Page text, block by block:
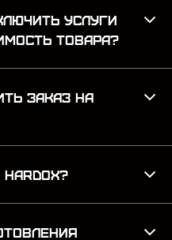
УСЛУГИ
ТОВАРА?
ЗАКАЗ НА